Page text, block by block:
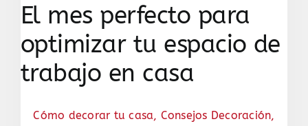
El mes perfecto para
optimizar tu espacio de
trabajo en casa
Cómo decorar tu casa, Consejos Decoración,